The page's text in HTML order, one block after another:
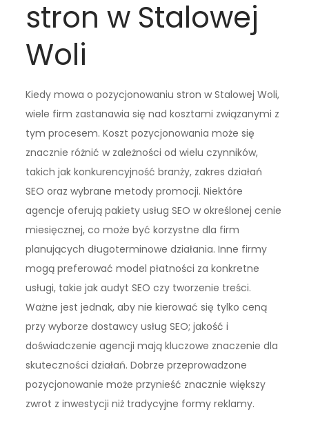
stron w Stalowej
Woli
Kiedy mowa o pozycjonowaniu stron w Stalowej Woli,
wiele firm zastanawia się nad kosztami związanymi z
tym procesem. Koszt pozycjonowania może się
znacznie różnić w zależności od wielu czynników,
takich jak konkurencyjność branży, zakres działań
SEO oraz wybrane metody promocji. Niektóre
agencje oferują pakiety usług SEO w określonej cenie
miesięcznej, co może być korzystne dla firm
planujących długoterminowe działania. Inne firmy
mogą preferować model płatności za konkretne
usługi, takie jak audyt SEO czy tworzenie treści.
Ważne jest jednak, aby nie kierować się tylko ceną
przy wyborze dostawcy usług SEO; jakość i
doświadczenie agencji mają kluczowe znaczenie dla
skuteczności działań. Dobrze przeprowadzone
pozycjonowanie może przynieść znacznie większy
zwrot z inwestycji niż tradycyjne formy reklamy.